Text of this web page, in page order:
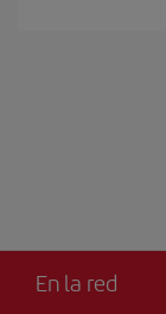
En la red